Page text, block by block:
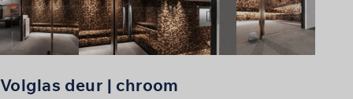
Volglas deur | chroom